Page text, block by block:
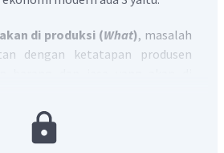
di produksi (What), masalah
dengan ketatapan produsen
tersebut diproduksi (